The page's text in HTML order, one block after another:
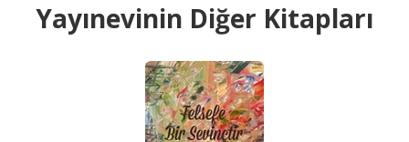
Yayınevinin Diğer Kitapları